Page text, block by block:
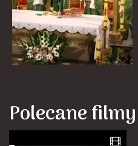
Polecane filmy